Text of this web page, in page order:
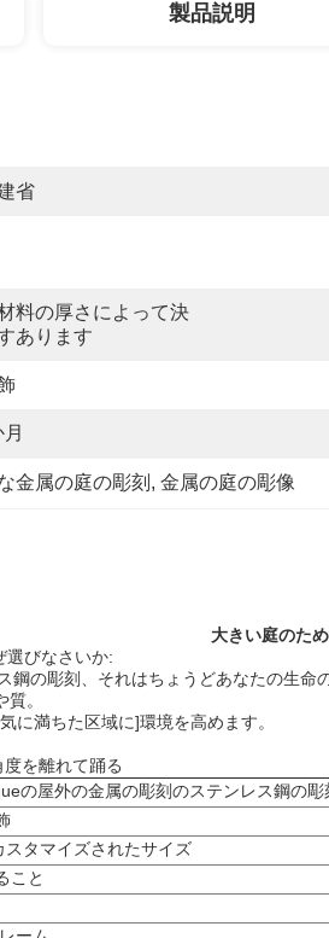
製品説明
省
料の厚さによって決
あります
金属の庭の彫刻 , 金属の庭の彫像
大きい庭のた
選びなさいか:
鋼の彫刻、それはちょうどあなたの生命
。
に満ちた区域に]環境を高めます。
を離れて踊る
の屋外の金属の彫刻のステンレス鋼の彫
スタマイズされたサイズ
こと